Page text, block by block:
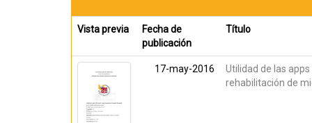
Vista previa
Fecha de
publicación
Título
17-may-2016
Utilidad de las
rehabilitación de